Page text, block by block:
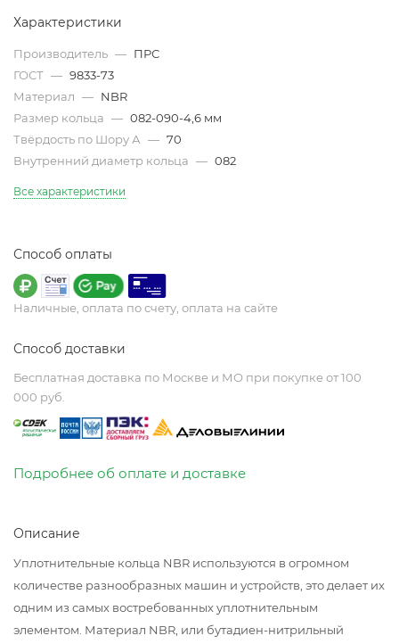
Характеристики
Производитель — ПРС
ГОСТ — 9833-73
Материал — NBR
Размер кольца — 082-090-4,6 мм
Твёрдость по Шору А — 70
Внутренний диаметр кольца — 082
Все характеристики
Способ оплаты
Наличные, оплата по счету, оплата на сайте
Способ доставки
Бесплатная доставка по Москве и МО при покупке от 100
000 руб.
Подробнее об оплате и доставке
Описание
Уплотнительные кольца NBR используются в огромном
количестве разнообразных машин и устройств, это делает их
одним из самых востребованных уплотнительным
элементом. Материал NBR, или бутадиен-нитрильный